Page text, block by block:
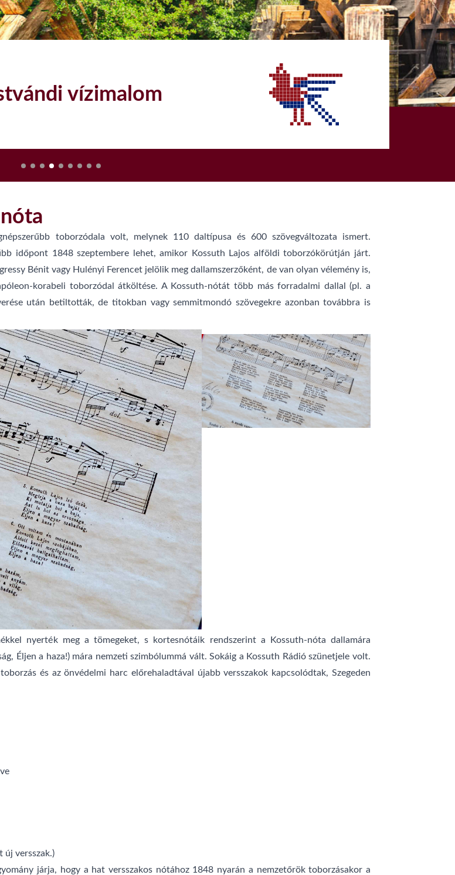
vízimalom
toborzódala volt, melynek 110 daltípusa és 600 szövegváltozata ismert.
időpont 1848 szeptembere lehet, amikor Kossuth Lajos alföldi toborzókörútján járt.
Bénit vagy Hulényi Ferencet jelölik meg dallamszerzőként, de van olyan vélemény is,
korabeli toborzódal átköltése. A Kossuth-nótát több más forradalmi dallal (pl. a
után betiltották, de titokban vagy semmitmondó szövegekre azonban továbbra is
nyerték meg a tömegeket, s kortesnótáik rendszerint a Kossuth-nóta dallamára
Éljen a haza!) mára nemzeti szimbólummá vált. Sokáig a Kossuth Rádió szünetjele volt.
és az önvédelmi harc előrehaladtával újabb versszakok kapcsolódtak, Szegeden
új versszak.)
járja, hogy a hat versszakos nótához 1848 nyarán a nemzetőrök toborzásakor a